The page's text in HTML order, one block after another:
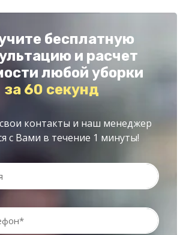
бесплатную
и расчет
любой уборки
за 60 секунд
контакты и наш менеджер
с Вами в течение 1 минуты!